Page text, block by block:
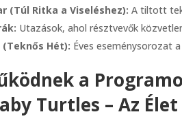
(Túl Ritka a Viseléshez): A tiltott
Utazások, ahol résztvevők
Hét): Éves eseménysorozat
a
Turtles – Az